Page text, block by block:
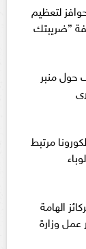
لتعظيم
”ضريبتك
حول منبر
مرتبط
الهامة
وزارة